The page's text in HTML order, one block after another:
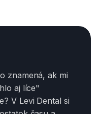
znamená, ak mi
aj líce"
V Levi Dental si